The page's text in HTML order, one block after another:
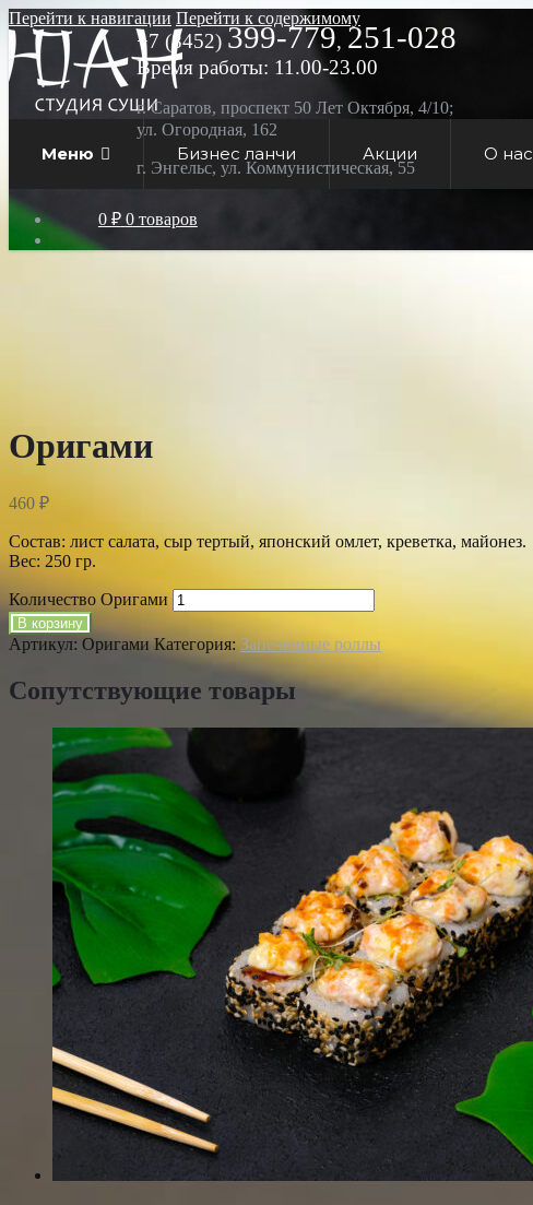
Перейти к навигации Перейти к содержимому
Меню Бизнес ланчи Акции О нас
0 ₽ 0 товаров
+7 (8452) 399-779, 251-028
Время работы: 11.00-23.00
г. Саратов, проспект 50 Лет Октября, 4/10;
ул. Огородная, 162
г. Энгельс, ул. Коммунистическая, 55
Оригами
460 ₽
Состав: лист салата, сыр тертый, японский омлет, креветка, майонез.
Вес: 250 гр.
Количество Оригами
В корзину
Артикул: Оригами Категория: Запеченные роллы
Сопутствующие товары